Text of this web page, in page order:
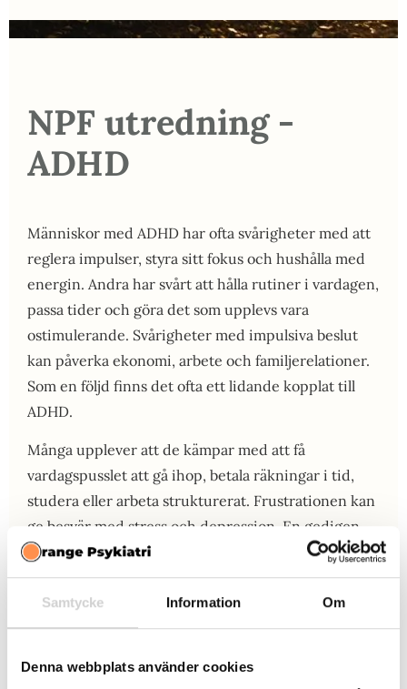
Samtycke Information Om
Denna webbplats använder cookies
NPF utredning -
ADHD
Människor med ADHD har ofta svårigheter med att
reglera impulser, styra sitt fokus och hushålla med
energin. Andra har svårt att hålla rutiner i vardagen,
passa tider och göra det som upplevs vara
ostimulerande. Svårigheter med impulsiva beslut
kan påverka ekonomi, arbete och familjerelationer.
Som en följd finns det ofta ett lidande kopplat till
ADHD.
Många upplever att de kämpar med att få
vardagspusslet att gå ihop, betala räkningar i tid,
studera eller arbeta strukturerat. Frustrationen kan
ge besvär med stress och depression. En gedigen
neuropsykiatrisk utredning i Ulricehamn hjälper
dig att förstå ditt fungerande bättre, få rätt diagnos
och hjälp att hantera dina svårigheter. Hos oss kan
du även få hjälp med terapi och läkemedel som har